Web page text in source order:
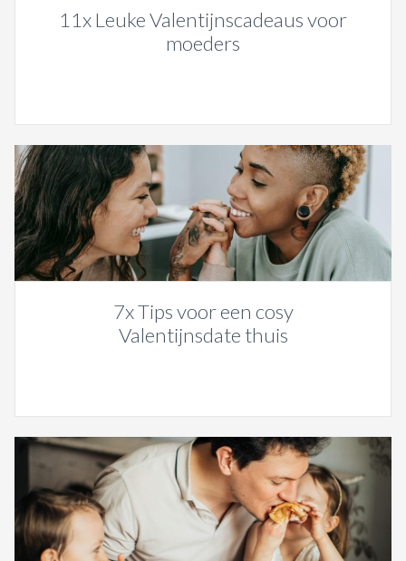
11x Leuke Valentijnscadeaus voor
moeders
7x Tips voor een cosy
Valentijnsdate thuis